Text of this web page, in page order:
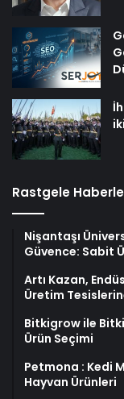
Rastgele
Nişantaşı
Güvence: Sabit
Artı Kazan,
Üretim
Bitkigrow ile
Ürün Seçimi
Petmona : Kedi
Hayvan Ürünleri